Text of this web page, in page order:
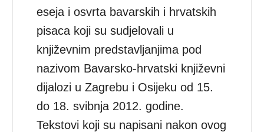
eseja i osvrta bavarskih i hrvatskih
pisaca koji su sudjelovali u
književnim predstavljanjima pod
nazivom Bavarsko-hrvatski književni
dijalozi u Zagrebu i Osijeku od 15.
do 18. svibnja 2012. godine.
Tekstovi koji su napisani nakon ovog